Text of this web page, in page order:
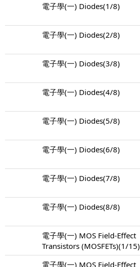
電子學(一) Diodes(1/8)
電子學(一) Diodes(2/8)
電子學(一) Diodes(3/8)
電子學(一) Diodes(4/8)
電子學(一) Diodes(5/8)
電子學(一) Diodes(6/8)
電子學(一) Diodes(7/8)
電子學(一) Diodes(8/8)
電子學(一) MOS Field-Effect
Transistors (MOSFETs)(1/15)
電子學(一) MOS Field-Effect